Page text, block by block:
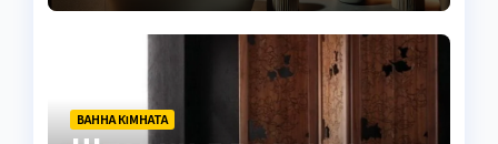
ВАННА КІМНАТА